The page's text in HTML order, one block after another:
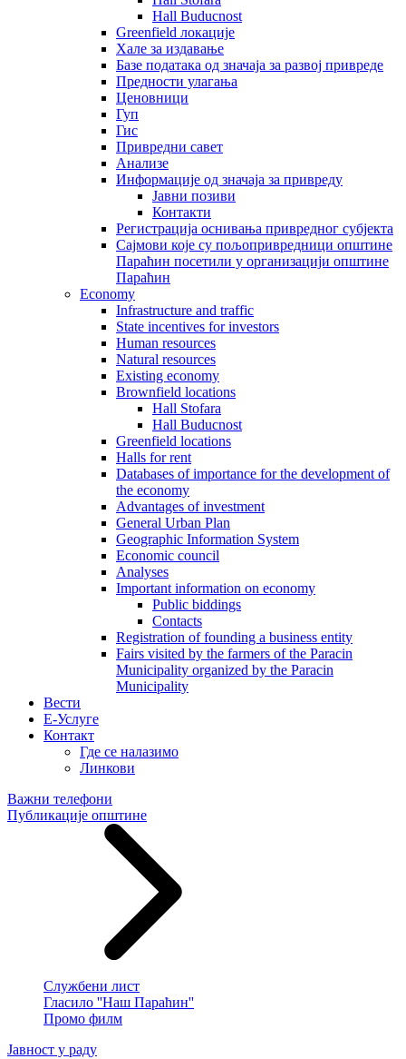
Hall Buducnost
Greenfield локације
Хале за издавање
Базе података од значаја за развој привреде
Предности улагања
Ценовници
Гуп
Гис
Привредни савет
Aнализе
Информације од значаја за привреду
Јавни позиви
Контакти
Регистрација оснивања привредног субјекта
Сајмови које су пољопривредници општине
Параћин посетили у организацији општине
Параћин
Economy
Infrastructure and traffic
State incentives for investors
Human resources
Natural resources
Existing economy
Brownfield locations
Hall Stofara
Hall Buducnost
Greenfield locations
Halls for rent
Databases of importance for the development of
the economy
Advantages of investment
General Urban Plan
Geographic Information System
Еconomic council
Analyses
Important information on economy
Public biddings
Contacts
Registration of founding a business entity
Fairs visited by the farmers of the Paracin
Municipality organized by the Paracin
Municipality
Вести
E-Услуге
Контакт
Где се налазимо
Линкови
Важни телефони
Публикације општине
Службени лист
Гласило ''Наш Параћин''
Промо филм
Јавност у раду